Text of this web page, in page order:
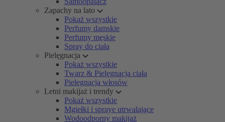
Zapachy na lato
Pokaż wszystkie
Perfumy damskie
Perfumy męskie
Spray do ciała
Pielęgnacja
Pokaż wszystkie
Twarz & Pielęgnacja ciała
Pielęgnacja włosów
Letni makijaż i trendy
Pokaż wszystkie
Mgiełki i spraye utrwalające
Wodoodporny makijaż